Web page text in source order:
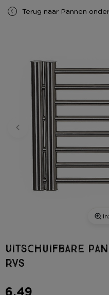
Terug naar Pannen
Uitschuifbare
RVS
6,49